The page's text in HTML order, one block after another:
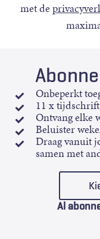
met de
Onbeperkt
11 x
Ontvang elke
Beluister
Draag vanuit
samen met
Al